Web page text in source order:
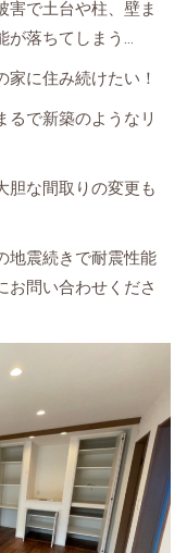
害で土台や柱、壁ま
が落ちてしまう…
に住み続けたい！
るで新築のようなリ
胆な間取りの変更も
地震続きで耐震性能
お問い合わせくださ